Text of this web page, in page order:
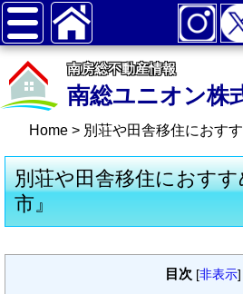
南房総不動産情報
南総ユニオン株
Home > 別荘や田舎移住におす
別荘や田舎移住におす
市』
目次 [非表示]